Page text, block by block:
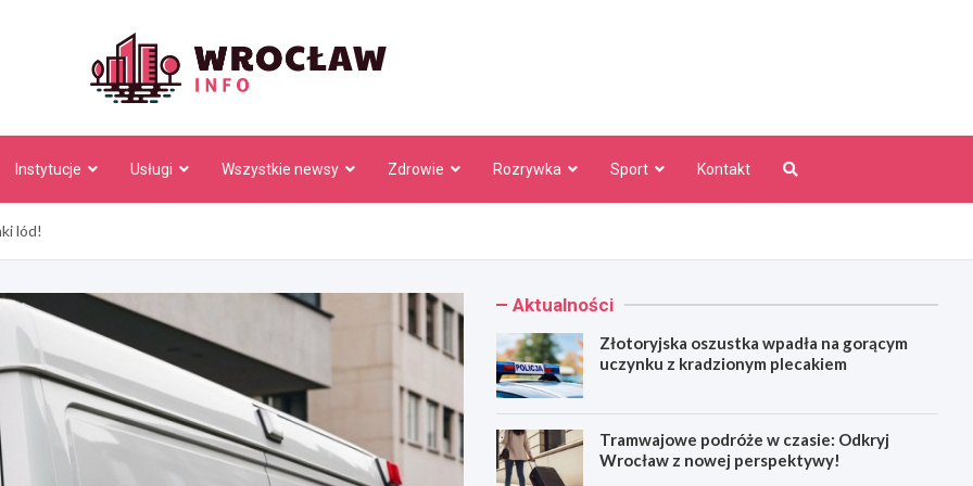
Instytucje Usługi Wszystkie newsy Zdrowie Rozrywka Sport Kontakt
lód!
Aktualności
Złotoryjska oszustka wpadła na gorącym
uczynku z kradzionym plecakiem
Tramwajowe podróże w czasie: Odkryj
Wrocław z nowej perspektywy!